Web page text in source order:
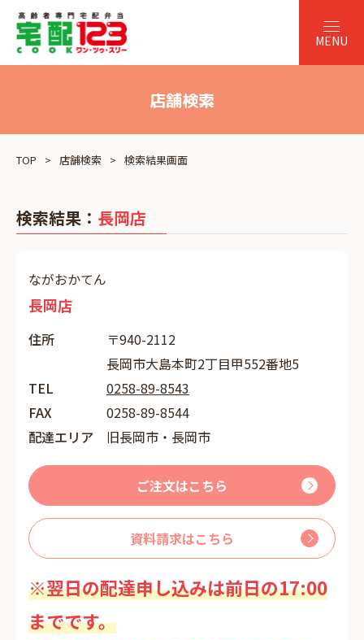
店舗検索
TOP 店舗検索 検索結果画面
検索結果： 長岡店
ながおかてん
長岡店
住所
〒940-2112
長岡市大島本町2丁目甲552番地5
TEL
0258-89-8543
FAX
0258-89-8544
配達エリア
旧長岡市・長岡市
ご注文はこちら
資料請求はこちら
※翌日の配達申し込みは前日の17:00
までです。